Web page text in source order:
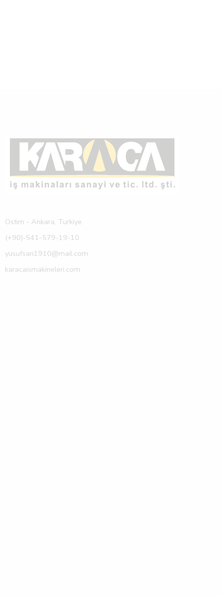
Ostim - Ankara, Turkiye.
(+90)-541-579-19-10
yusufsari1910@mail.com
karacaismakineleri.com